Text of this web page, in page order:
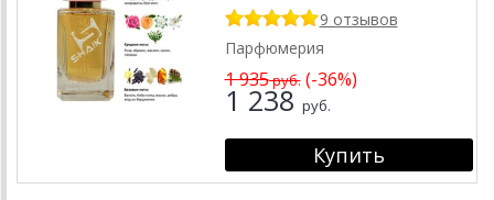
9 отзывов
Парфюмерия
1 935руб.(-36%)
1 238 руб.